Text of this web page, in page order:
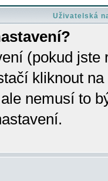
Uživatelská
(pokud
kliknout
nemusí to